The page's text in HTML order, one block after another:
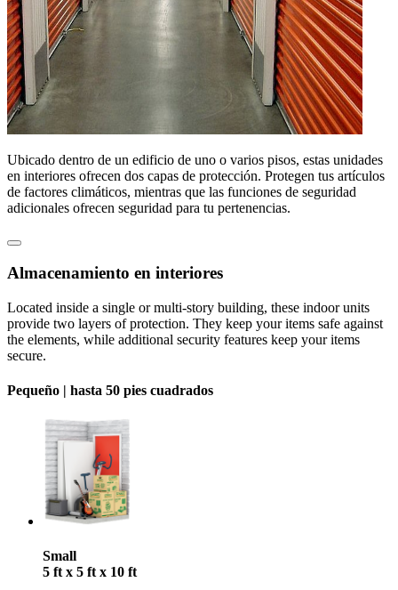
Ubicado dentro de un edificio de uno o varios pisos, estas unidades
en interiores ofrecen dos capas de protección. Protegen tus artículos
de factores climáticos, mientras que las funciones de seguridad
adicionales ofrecen seguridad para tu pertenencias.
Almacenamiento en interiores
Located inside a single or multi-story building, these indoor units
provide two layers of protection. They keep your items safe against
the elements, while additional security features keep your items
secure.
Pequeño | hasta 50 pies cuadrados
Small
5 ft x 5 ft x 10 ft